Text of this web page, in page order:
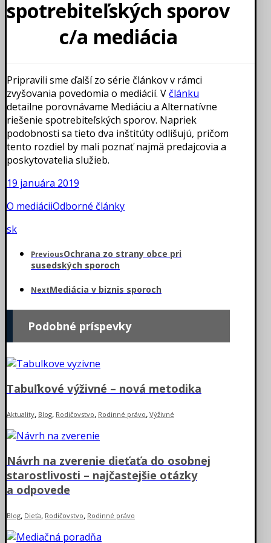
spotrebiteľských sporov
c/a mediácia
Pripravili sme ďalší zo série článkov v rámci
zvyšovania povedomia o mediácií. V článku
detailne porovnávame Mediáciu a Alternatívne
riešenie spotrebiteľských sporov. Napriek
podobnosti sa tieto dva inštitúty odlišujú, pričom
tento rozdiel by mali poznať najmä predajcovia a
poskytovatelia služieb.
19 januára 2019
O mediáciiOdborné články
sk
PreviousOchrana zo strany obce pri
susedských sporoch
NextMediácia v biznis sporoch
Podobné príspevky
Tabuľkové výživné – nová metodika
Aktuality, Blog, Rodičovstvo, Rodinné právo, Výživné
Návrh na zverenie dieťaťa do osobnej
starostlivosti – najčastejšie otázky
a odpovede
Blog, Dieťa, Rodičovstvo, Rodinné právo